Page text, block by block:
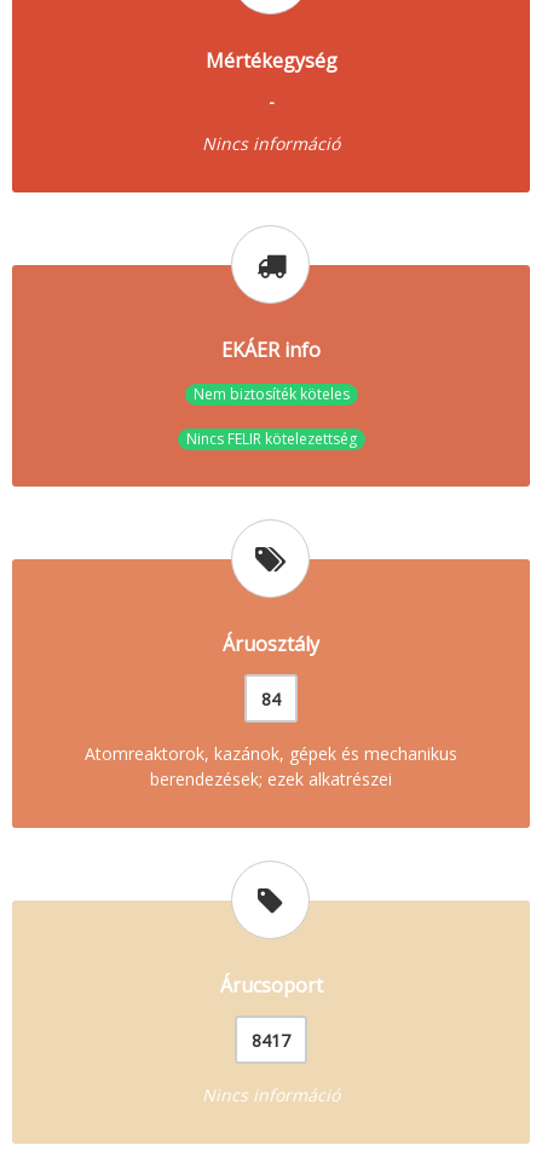
Mértékegység
-
Nincs információ
EKÁER info
Nem biztosíték köteles
Nincs FELIR kötelezettség
Áruosztály
84
Atomreaktorok, kazánok, gépek és mechanikus
berendezések; ezek alkatrészei
Árucsoport
8417
Nincs információ